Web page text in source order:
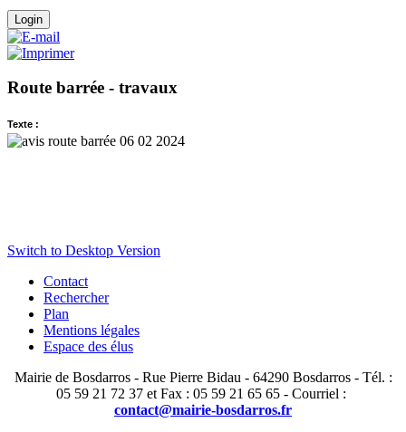
Route barrée - travaux
Texte :
Switch to Desktop Version
Contact
Rechercher
Plan
Mentions légales
Espace des élus
Mairie de Bosdarros - Rue Pierre Bidau - 64290 Bosdarros - Tél. :
05 59 21 72 37 et Fax : 05 59 21 65 65 - Courriel :
contact@mairie-bosdarros.fr